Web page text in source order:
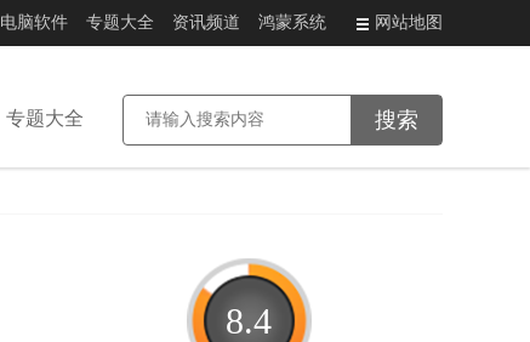
电脑软件 专题大全 资讯频道 鸿蒙系统 网站地图
专题大全
8.4